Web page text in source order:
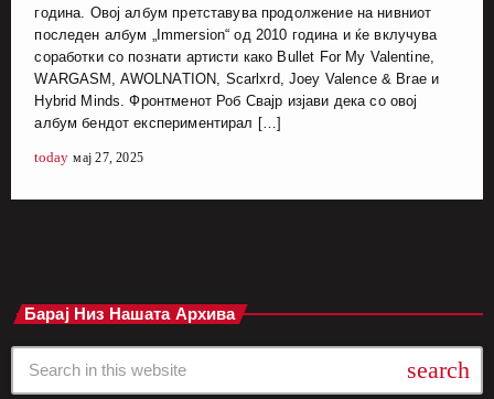
година. Овој албум претставува продолжение на нивниот
последен албум „Immersion“ од 2010 година и ќе вклучува
соработки со познати артисти како Bullet For My Valentine,
WARGASM, AWOLNATION, Scarlxrd, Joey Valence & Brae и
Hybrid Minds. Фронтменот Роб Свајр изјави дека со овој
албум бендот експериментирал […]
today мај 27, 2025
Барај Низ Нашата Архива
search